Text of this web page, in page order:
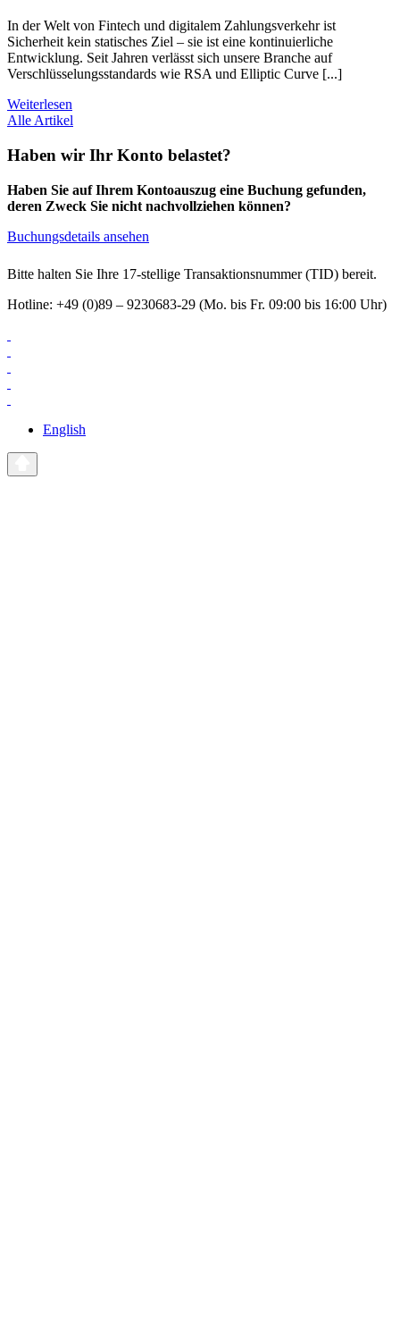
In der Welt von Fintech und digitalem Zahlungsverkehr ist
Sicherheit kein statisches Ziel – sie ist eine kontinuierliche
Entwicklung. Seit Jahren verlässt sich unsere Branche auf
Verschlüsselungsstandards wie RSA und Elliptic Curve [...]
Weiterlesen
Alle Artikel
Haben wir Ihr Konto belastet?
Haben Sie auf Ihrem Kontoauszug eine Buchung gefunden,
deren Zweck Sie nicht nachvollziehen können?
Buchungsdetails ansehen
Bitte halten Sie Ihre 17-stellige Transaktionsnummer (TID) bereit.
Hotline: +49 (0)89 – 9230683-29 (Mo. bis Fr. 09:00 bis 16:00 Uhr)
English